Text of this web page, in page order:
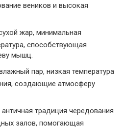
веников и высокая
жар, минимальная
способствующая
мышц.
пар, низкая температура
создающие атмосферу
античная традиция чередования
залов, помогающая